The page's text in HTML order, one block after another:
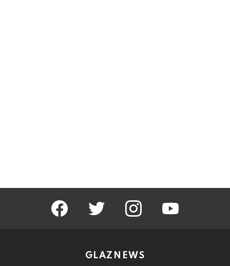
facebook twitter instagram youtube
GLAZNEWS